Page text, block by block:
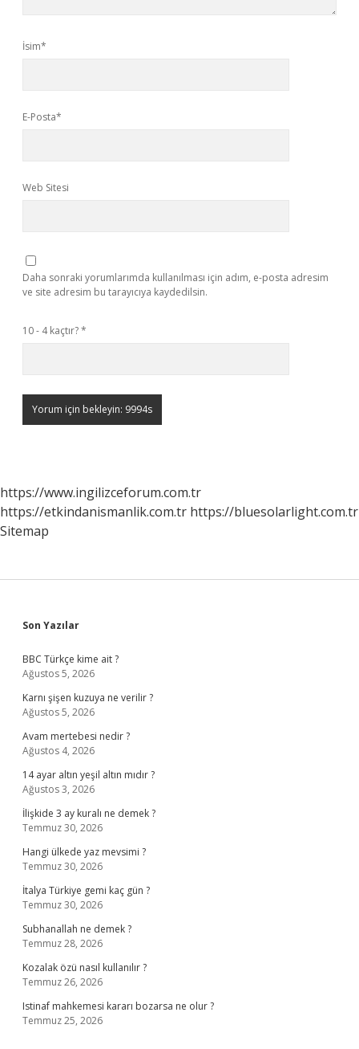
İsim*
E-Posta*
Web Sitesi
Daha sonraki yorumlarımda kullanılması için adım, e-posta adresim
ve site adresim bu tarayıcıya kaydedilsin.
10 - 4 kaçtır?*
https://www.ingilizceforum.com.tr
https://etkindanismanlik.com.tr https://bluesolarlight.com.tr
Sitemap
Sidebar
Son Yazılar
BBC Türkçe kime ait ?
Ağustos 5, 2026
Karnı şişen kuzuya ne verilir ?
Ağustos 5, 2026
Avam mertebesi nedir ?
Ağustos 4, 2026
14 ayar altın yeşil altın mıdır ?
Ağustos 3, 2026
İlişkide 3 ay kuralı ne demek ?
Temmuz 30, 2026
Hangi ülkede yaz mevsimi ?
Temmuz 30, 2026
İtalya Türkiye gemi kaç gün ?
Temmuz 30, 2026
Subhanallah ne demek ?
Temmuz 28, 2026
Kozalak özü nasıl kullanılır ?
Temmuz 26, 2026
Istinaf mahkemesi kararı bozarsa ne olur ?
Temmuz 25, 2026